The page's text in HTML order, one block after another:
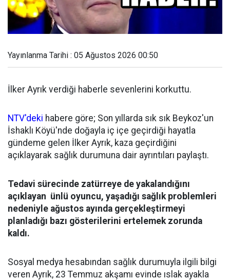
Yayınlanma Tarihi : 05 Ağustos 2026 00:50
İlker Ayrık verdiği haberle sevenlerini korkuttu.
NTV'deki habere göre; Son yıllarda sık sık Beykoz'un
İshaklı Köyü'nde doğayla iç içe geçirdiği hayatla
gündeme gelen İlker Ayrık, kaza geçirdiğini
açıklayarak sağlık durumuna dair ayrıntıları paylaştı.
Tedavi sürecinde zatürreye de yakalandığını
açıklayan ünlü oyuncu, yaşadığı sağlık problemleri
nedeniyle ağustos ayında gerçekleştirmeyi
planladığı bazı gösterilerini ertelemek zorunda
kaldı.
Sosyal medya hesabından sağlık durumuyla ilgili bilgi
veren Ayrık, 23 Temmuz akşamı evinde ıslak ayakla